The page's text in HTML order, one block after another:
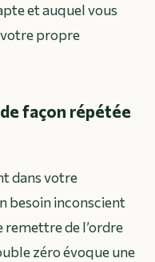
et auquel vous
votre propre
façon répétée
dans votre
besoin inconscient
remettre de l’ordre
zéro évoque une